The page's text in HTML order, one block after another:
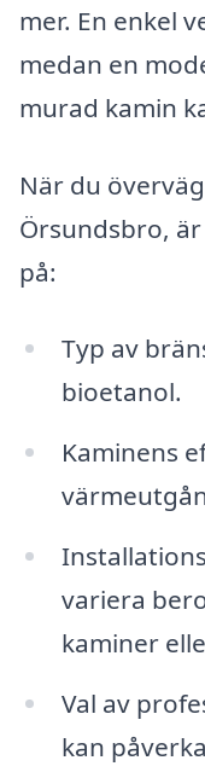
mer. En enkel
medan en
murad kamin
När du
Örsundsbro,
på:
Typ av
bioetanol.
Kaminens
variera
kaminer
Val av
kan